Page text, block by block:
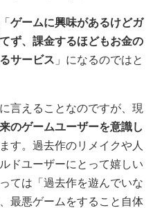
ゲームに興味があるけどガ
ず、課金するほどもお金の
サービス 」になるのではと
言えることなのですが、現
のゲームユーザーを意識し
す。過去作のリメイクや人
ドユーザーにとって嬉しい
ては「過去作を遊んでいな
最悪ゲームをすること自体